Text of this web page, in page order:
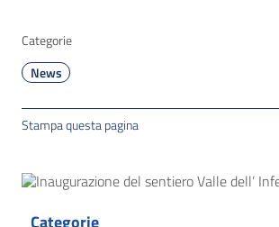
Categorie
News
Stampa questa pagina
Categorie